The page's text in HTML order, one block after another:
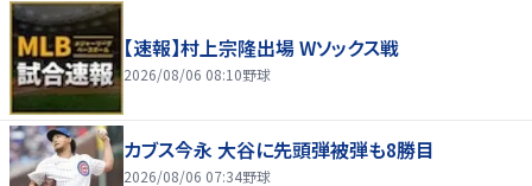
【速報】村上宗隆出場 Wソックス戦
2026/08/06 08:10野球
カブス今永 大谷に先頭弾被弾も8勝目
2026/08/06 07:34野球